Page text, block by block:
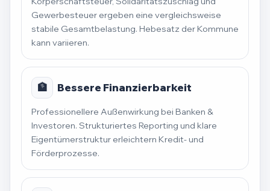
Gewerbesteuer ergeben eine vergleichsweise
stabile Gesamtbelastung. Hebesatz der Kommune
kann variieren.
🏦 Bessere Finanzierbarkeit
Professionellere Außenwirkung bei Banken &
Investoren. Strukturiertes Reporting und klare
Eigentümerstruktur erleichtern Kredit- und
Förderprozesse.